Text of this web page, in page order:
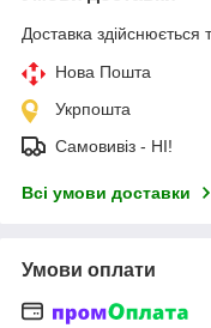
Доставка здійснюється
Нова Пошта
Укрпошта
Самовивіз - НІ!
Всі умови доставки
Умови оплати